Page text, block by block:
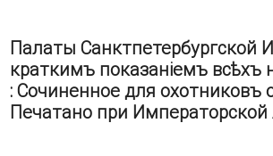
Палаты Санктпетербургской
краткимъ показаніемъ
: Сочиненное для
Печатано при Императорской